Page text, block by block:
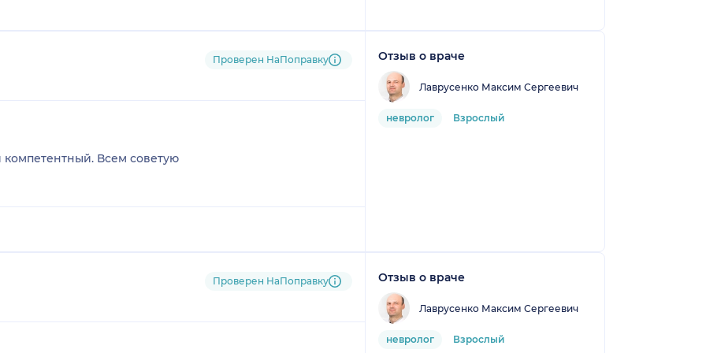
Проверен НаПоправку
Очень внимательны и компетентный. Всем советую
Отзыв о враче
Лаврусенко Максим Сергеевич
невролог Взрослый
Проверен НаПоправку Отзыв о враче
Лаврусенко Максим Сергеевич
невролог Взрослый